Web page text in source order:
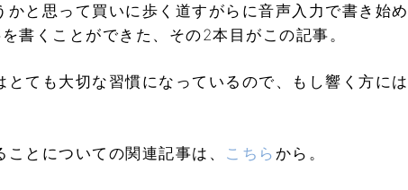
かと思って買いに歩く道すがらに音声入力で書き始め
書くことができた、その2本目がこの記事。
とても大切な習慣になっているので、もし響く方には
とについての関連記事は、 こちら から。